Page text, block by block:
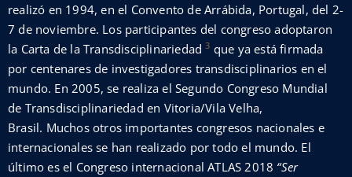
realizó en 1994, en el Convento de Arrábida, Portugal, del 2-
7 de noviembre. Los participantes del congreso adoptaron
la Carta de la Transdisciplinariedad3 que ya está firmada
por centenares de investigadores transdisciplinarios en el
mundo. En 2005, se realiza el Segundo Congreso Mundial
de Transdisciplinariedad en Vitoria/Vila Velha,
Brasil. Muchos otros importantes congresos nacionales e
internacionales se han realizado por todo el mundo. El
último es el Congreso internacional ATLAS 2018 “Ser